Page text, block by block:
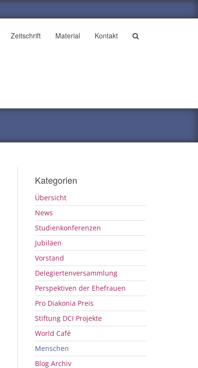
Zeitschrift Material Kontakt
Kategorien
Übersicht
News
Studienkonferenzen
Jubiläen
Vorstand
Delegiertenversammlung
Perspektiven der Ehefrauen
Pro Diakonia Preis
Stiftung DCI Projekte
World Café
Menschen
Blog Archiv